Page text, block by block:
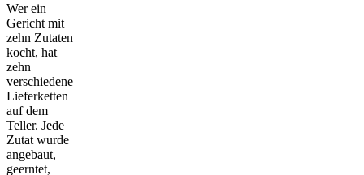
Wer ein
Gericht mit
zehn Zutaten
kocht, hat
zehn
verschiedene
Lieferketten
auf dem
Teller. Jede
Zutat wurde
angebaut,
geerntet,